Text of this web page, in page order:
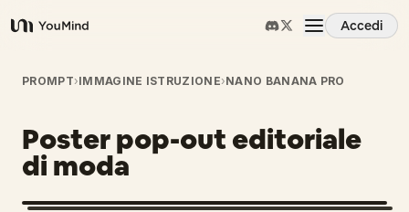
YouMind
Accedi
Panoramica
Casi d'uso
Abilità
PROMPT›IMMAGINE ISTRUZIONE›NANO BANANA PRO
Poster pop-out editoriale
di moda